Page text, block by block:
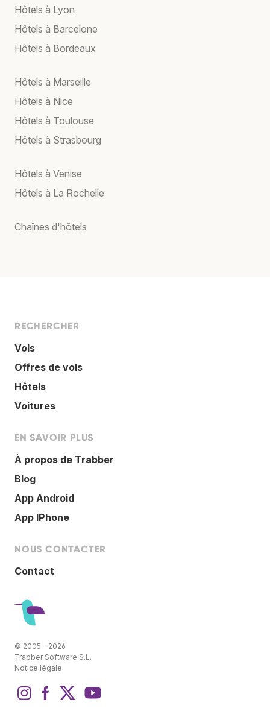
Hôtels à Lyon
Hôtels à Barcelone
Hôtels à Bordeaux
Hôtels à Marseille
Hôtels à Nice
Hôtels à Toulouse
Hôtels à Strasbourg
Hôtels à Venise
Hôtels à La Rochelle
Chaînes d'hôtels
RECHERCHER
Vols
Offres de vols
Hôtels
Voitures
EN SAVOIR PLUS
À propos de Trabber
Blog
App Android
App IPhone
NOUS CONTACTER
Contact
© 2005 - 2026
Trabber Software S.L.
Notice légale